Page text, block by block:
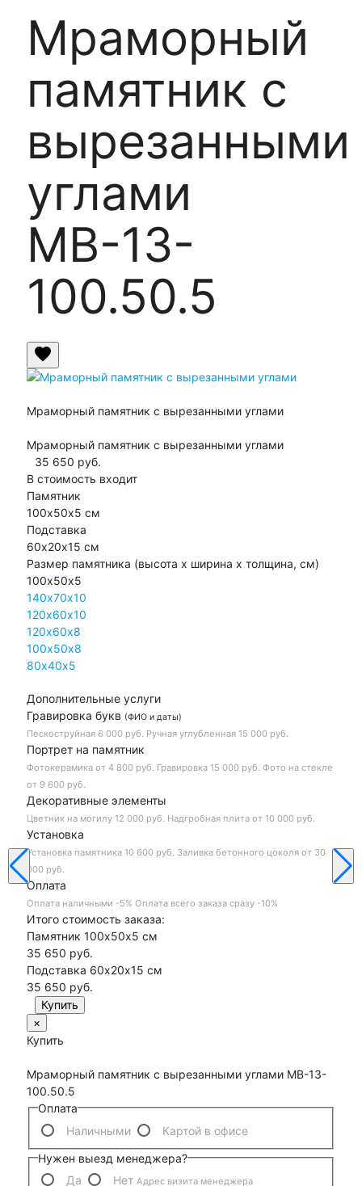
Мраморный
памятник с
вырезанными
углами
МВ-13-
100.50.5
favorite
Мраморный памятник с вырезанными углами
Мраморный памятник с вырезанными углами
35 650 руб.
В стоимость входит
Памятник
100х50х5 см
Подставка
60х20х15 см
Размер памятника (высота х ширина х толщина, см)
100х50х5
140х70х10
120х60х10
120х60х8
100х50х8
80х40х5
Дополнительные услуги
Гравировка букв (ФИО и даты)
Пескоструйная 6 000 руб. Ручная углубленная 15 000 руб.
Портрет на памятник
Фотокерамика от 4 800 руб. Гравировка 15 000 руб. Фото на стекле
от 9 600 руб.
Декоративные элементы
Цветник на могилу 12 000 руб. Надгробная плита от 10 000 руб.
Установка
Установка памятника 10 600 руб. Заливка бетонного цоколя от 30
000 руб.
Оплата
Оплата наличными -5% Оплата всего заказа сразу -10%
Итого стоимость заказа:
Памятник 100х50х5 см
35 650 руб.
Подставка 60х20х15 см
35 650 руб.
×
Купить
Мраморный памятник с вырезанными углами МВ-13-
100.50.5
Оплата
Наличными
Картой в офисе
Нужен выезд менеджера?
Да
Нет Адрес визита менеджера